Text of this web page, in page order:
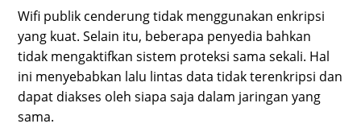
Wifi publik cenderung tidak menggunakan enkripsi
yang kuat. Selain itu, beberapa penyedia bahkan
tidak mengaktifkan sistem proteksi sama sekali. Hal
ini menyebabkan lalu lintas data tidak terenkripsi dan
dapat diakses oleh siapa saja dalam jaringan yang
sama.